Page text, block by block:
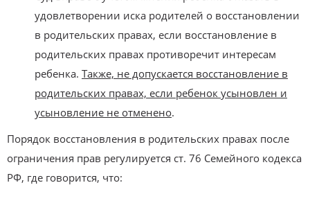
удовлетворении иска родителей о восстановлении
в родительских правах, если восстановление в
родительских правах противоречит интересам
ребенка. Также, не допускается восстановление в
родительских правах, если ребенок усыновлен и
усыновление не отменено.
Порядок восстановления в родительских правах после
ограничения прав регулируется ст. 76 Семейного кодекса
РФ, где говорится, что: